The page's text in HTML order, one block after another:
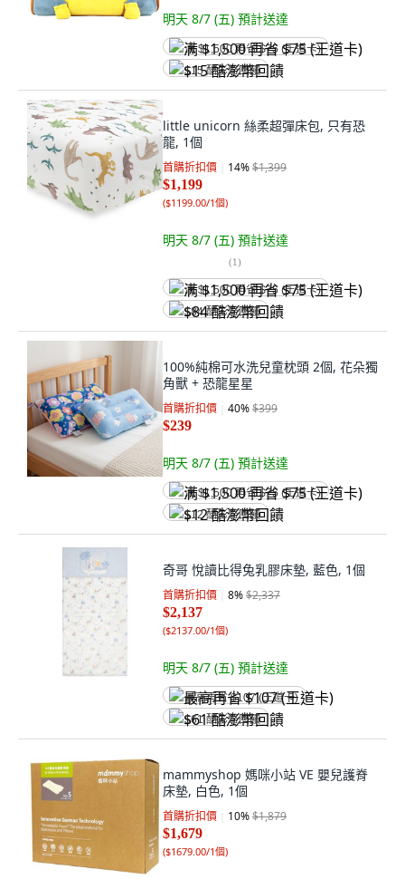
明天 8/7 (五) 預計送達
满 $1,500 再省 $75 (王道卡)
$15 酷澎幣回饋
little unicorn 絲柔超彈床包, 只有恐
龍, 1個
首購折扣價 14%$1,399
$1,199
($1199.00/1個)
明天 8/7 (五) 預計送達
(1)
满 $1,500 再省 $75 (王道卡)
$84 酷澎幣回饋
100%純棉可水洗兒童枕頭 2個, 花朵獨
角獸 + 恐龍星星
首購折扣價 40%$399
$239
明天 8/7 (五) 預計送達
满 $1,500 再省 $75 (王道卡)
$12 酷澎幣回饋
奇哥 悅讀比得兔乳膠床墊, 藍色, 1個
首購折扣價 8%$2,337
$2,137
($2137.00/1個)
明天 8/7 (五) 預計送達
最高再省 $107 (王道卡)
$61 酷澎幣回饋
mammyshop 媽咪小站 VE 嬰兒護脊
床墊, 白色, 1個
首購折扣價 10%$1,879
$1,679
($1679.00/1個)